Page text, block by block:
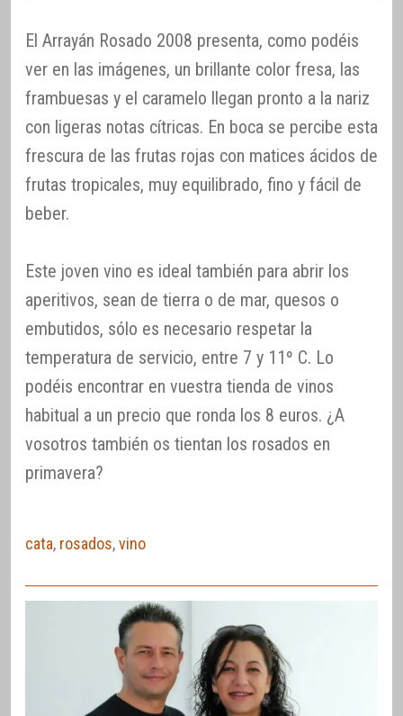
El Arrayán Rosado 2008 presenta, como podéis
ver en las imágenes, un brillante color fresa, las
frambuesas y el caramelo llegan pronto a la nariz
con ligeras notas cítricas. En boca se percibe esta
frescura de las frutas rojas con matices ácidos de
frutas tropicales, muy equilibrado, fino y fácil de
beber.
Este joven vino es ideal también para abrir los
aperitivos, sean de tierra o de mar, quesos o
embutidos, sólo es necesario respetar la
temperatura de servicio, entre 7 y 11º C. Lo
podéis encontrar en vuestra tienda de vinos
habitual a un precio que ronda los 8 euros. ¿A
vosotros también os tientan los rosados en
primavera?
cata, rosados,vino